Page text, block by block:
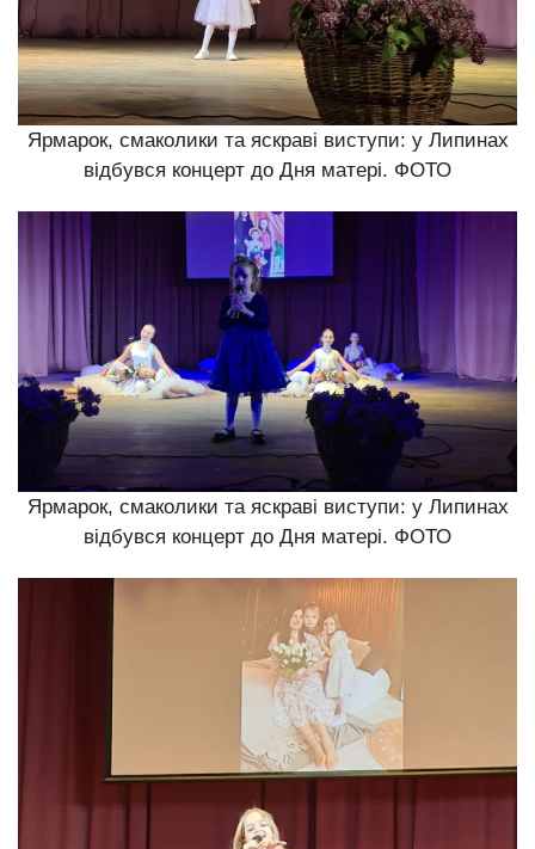
Ярмарок, смаколики та яскраві виступи: у Липинах
відбувся концерт до Дня матері. ФОТО
Ярмарок, смаколики та яскраві виступи: у Липинах
відбувся концерт до Дня матері. ФОТО